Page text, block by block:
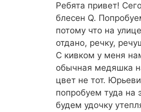
Ребята привет!
блесен Q.
потому что на
отдано, речку,
С кивком у меня
обычная медяшка
цвет не тот.
попробуем туда на
будем удочку